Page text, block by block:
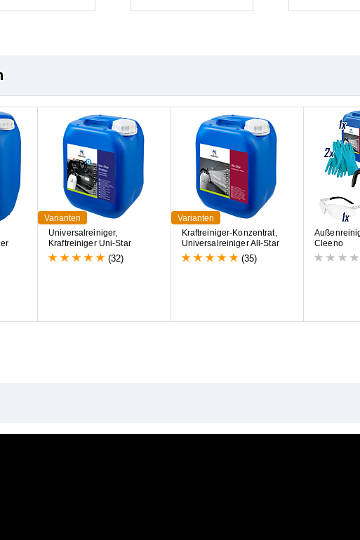
er
Varianten
Universa lreiniger,
Kraftreiniger Uni-Star
(32)
Varianten
Kraftreiniger-Konzentrat,
Universa reinigerAl l-Star
(35)
Außenreini
C leeno